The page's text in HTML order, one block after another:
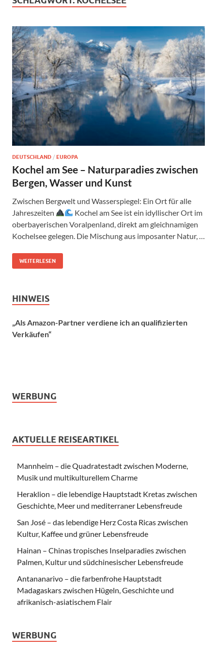
DEUTSCHLAND / EUROPA
Kochel am See – Naturparadies zwischen
Bergen, Wasser und Kunst
Zwischen Bergwelt und Wasserspiegel: Ein Ort für alle
Jahreszeiten
Kochel am See ist ein idyllischer Ort im
oberbayerischen Voralpenland, direkt am gleichnamigen
Kochelsee gelegen. Die Mischung aus imposanter Natur, …
WEITERLESEN
HINWEIS
„Als Amazon-Partner verdiene ich an qualifizierten
Verkäufen“
WERBUNG
AKTUELLE REISEARTIKEL
Mannheim – die Quadratestadt zwischen Moderne,
Musik und multikulturellem Charme
Heraklion – die lebendige Hauptstadt Kretas zwischen
Geschichte, Meer und mediterraner Lebensfreude
San José – das lebendige Herz Costa Ricas zwischen
Kultur, Kaffee und grüner Lebensfreude
Hainan – Chinas tropisches Inselparadies zwischen
Palmen, Kultur und südchinesischer Lebensfreude
Antananarivo – die farbenfrohe Hauptstadt
Madagaskars zwischen Hügeln, Geschichte und
afrikanisch-asiatischem Flair
WERBUNG